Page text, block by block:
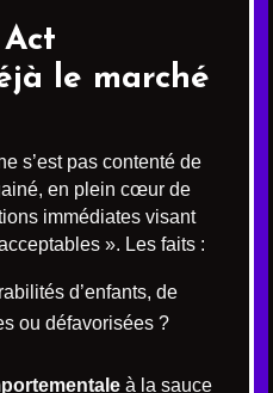
le marché
s’est pas contenté de
en plein cœur de
immédiates visant
». Les faits :
d’enfants, de
ou défavorisées ?
à la sauce